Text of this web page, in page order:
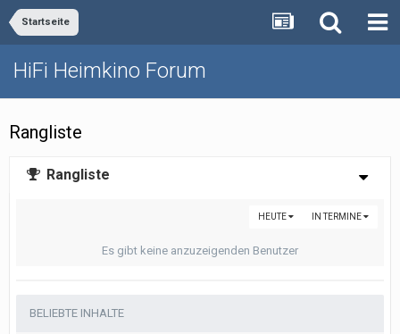
Startseite
HiFi Heimkino Forum
Rangliste
Rangliste
IN TERMINE
HEUTE
Es gibt keine anzuzeigenden Benutzer
BELIEBTE INHALTE